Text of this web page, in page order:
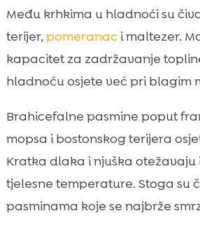
Među krhkima u hladnoći su
terijer, pomeranac i maltezer.
kapacitet za zadržavanje
hladnoću osjete već pri blagim
Brahicefalne pasmine poput
mopsa i bostonskog terijera
Kratka dlaka i njuška
tjelesne temperature. Stoga su
pasminama koje se najbrže